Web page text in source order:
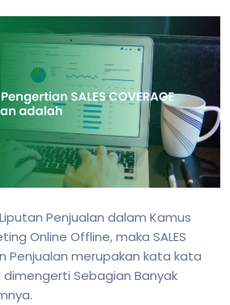
Liputan Penjualan dalam Kamus
Online Offline, maka SALES
Penjualan merupakan kata kata
Sebagian Banyak